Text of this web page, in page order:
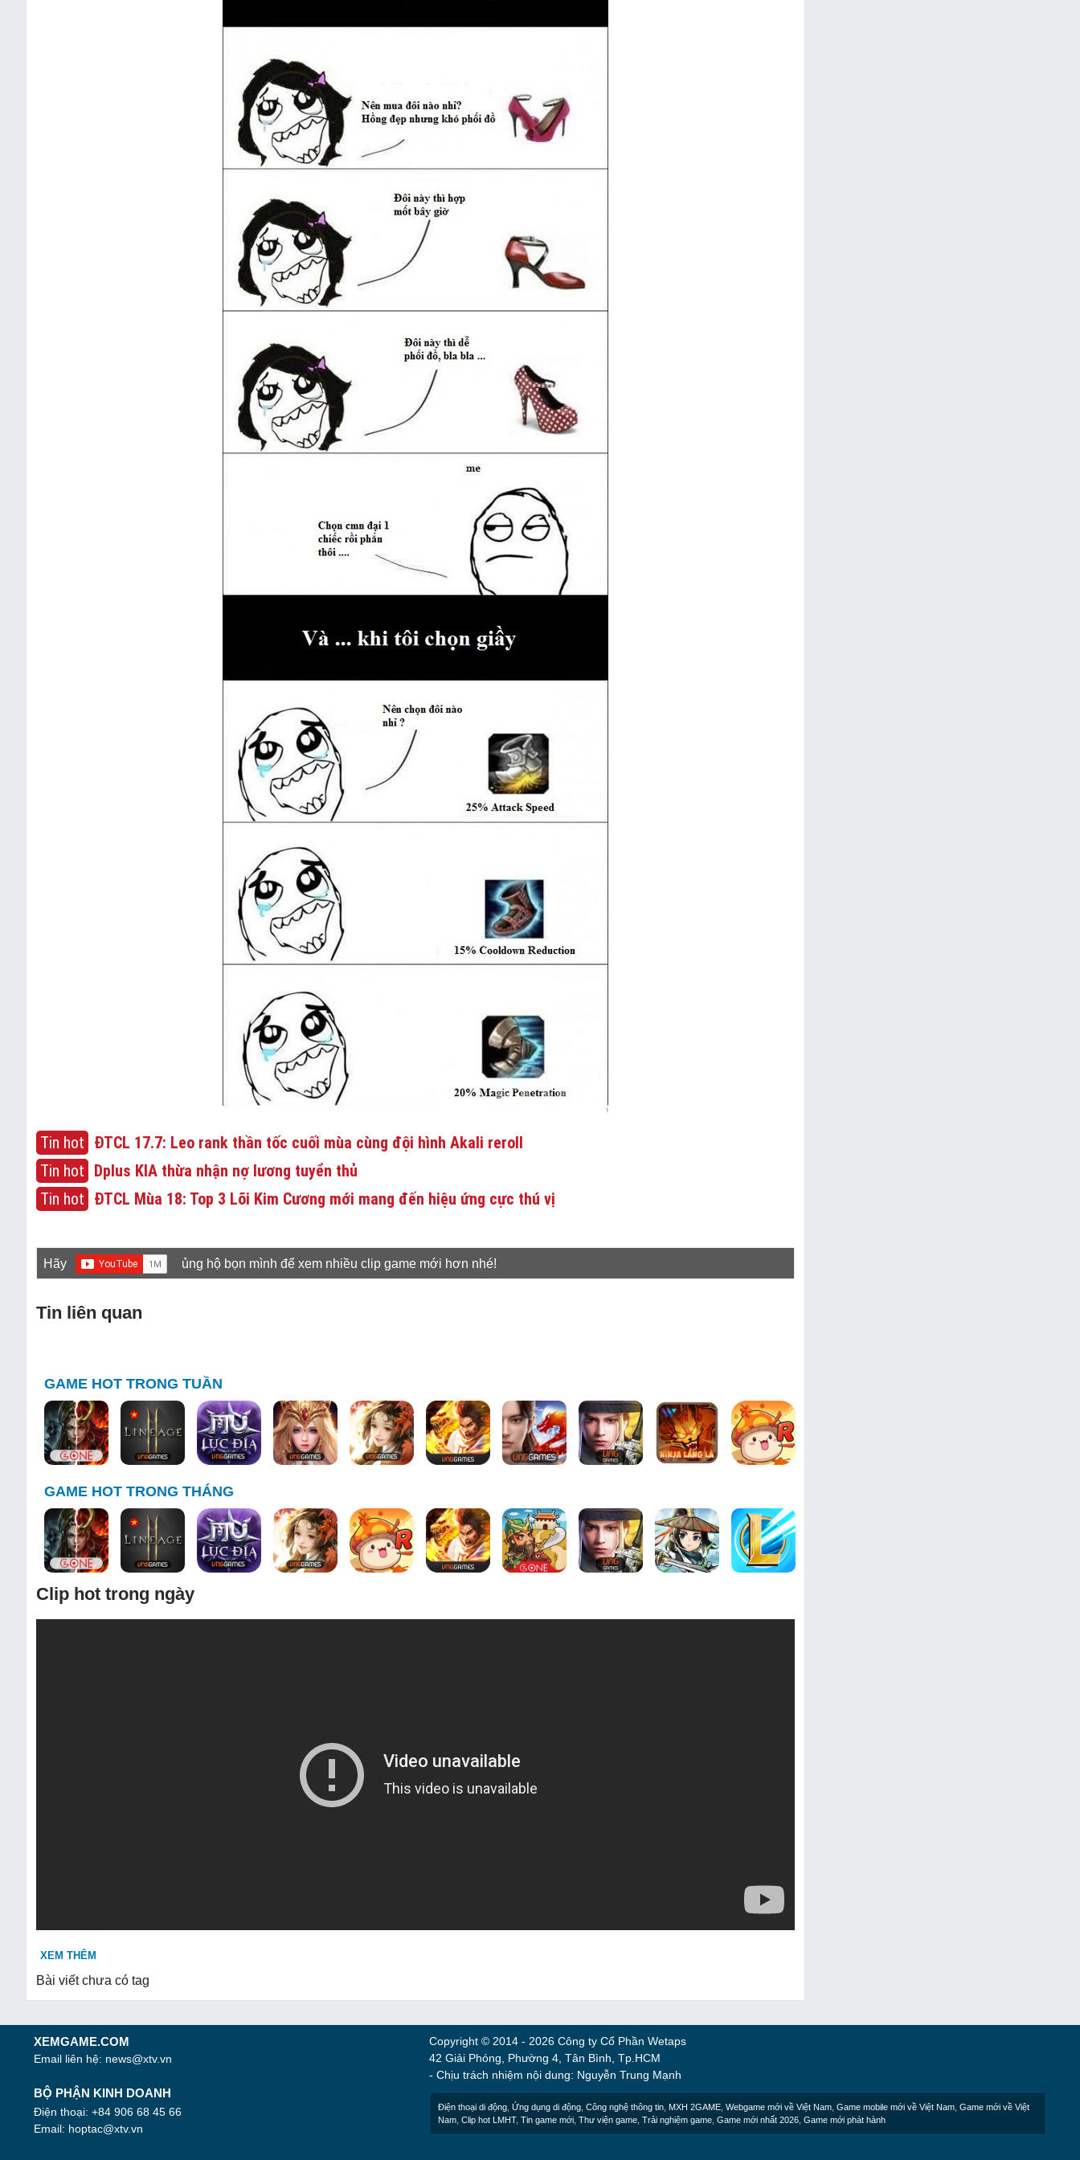
Tin hot ĐTCL 17.7: Leo rank thần tốc cuối mùa cùng đội hình Akali reroll
Tin hot Dplus KIA thừa nhận nợ lương tuyển thủ
Tin hot ĐTCL Mùa 18: Top 3 Lõi Kim Cương mới mang đến hiệu ứng cực thú vị
Hãy ủng hộ bọn mình để xem nhiều clip game mới hơn nhé!
Tin liên quan
GAME HOT TRONG TUẦN
GAME HOT TRONG THÁNG
Clip hot trong ngày
XEM THÊM
Bài viết chưa có tag
XEMGAME.COM
Email liên hệ: news@xtv.vn
BỘ PHẬN KINH DOANH
Điện thoại: +84 906 68 45 66
Email: hoptac@xtv.vn
Copyright © 2014 - 2026 Công ty Cổ Phần Wetaps
42 Giải Phóng, Phường 4, Tân Bình, Tp.HCM
- Chịu trách nhiệm nội dung: Nguyễn Trung Mạnh
Điện thoại di động Ứng dụng di động Công nghệ thông tin MXH 2GAME Webgame mới về Việt Nam Game mobile mới về Việt Nam Game mới về Việt
Nam Clip hot LMHT, Tin game mới Thư viện game Trải nghiệm game Game mới nhất 2026 Game mới phát hành